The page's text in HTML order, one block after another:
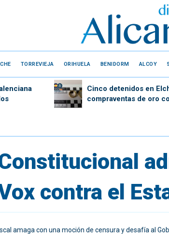
TORREVIEJA ORIHUELA BENIDORM ALCOY
Cinco detenidos en
compraventas de oro
contra el
amaga con una moción de censura y desafía al